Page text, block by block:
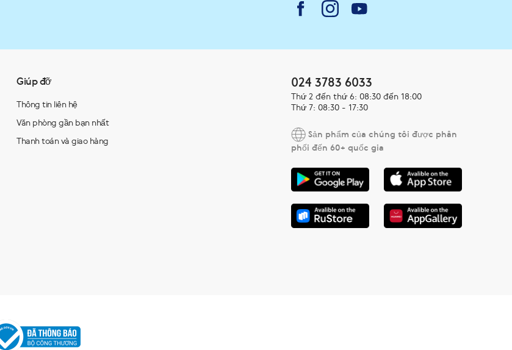
Giúp đỡ
Thông tin liên hệ
Văn phòng gần bạn nhất
Thanh toán và giao hàng
024 3783 6033
Thứ 2 đến thứ 6: 08:30 đến 18:00
Thứ 7: 08:30 - 17:30
Sản phẩm của chúng tôi được phân
phối đến 60+ quốc gia